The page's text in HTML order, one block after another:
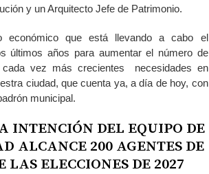
y un Arquitecto Jefe de Patrimonio.
económico que está llevando a cabo el
últimos años para aumentar el número de
vez más crecientes necesidades en
ciudad, que cuenta ya, a día de hoy, con
municipal.
INTENCIÓN DEL EQUIPO DE
ALCANCE 200 AGENTES DE
ELECCIONES DE 2027